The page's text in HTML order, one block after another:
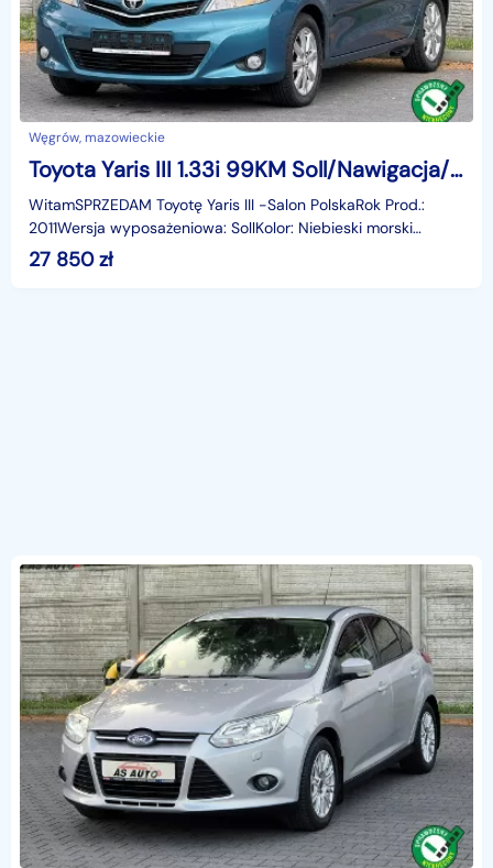
Węgrów, mazowieckie
Toyota Yaris III 1.33i 99KM Soll/Nawigacja/Kamera cofania/Dach Panoramiczny/SalonPL/A
WitamSPRZEDAM Toyotę Yaris III -Salon PolskaRok Prod.:
2011Wersja wyposażeniowa: SollKolor: Niebieski morski
metalik1,33 benzna99 KM 6 biegówKamera cofaniaNawig
27 850zł